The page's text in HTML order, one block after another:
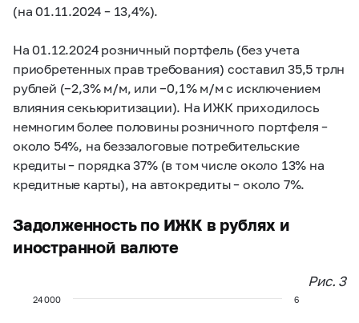
(на 01.11.2024–13,4%).
На 01.12.2024 розничный портфель (без учета
приобретенных прав требования) составил 35,5 трлн
рублей (−2,3% м/м, или−0,1% м/м с исключением
влияния секьюритизации). На ИЖК приходилось
немногим более половины розничного портфеля–
около 54%, на беззалоговые потребительские
кредиты– порядка 37% (в том числе около 13% на
кредитные карты), на автокредиты– около 7%.
Задолженность по ИЖК в рублях и
иностранной валюте
Рис. 3
24 000 6